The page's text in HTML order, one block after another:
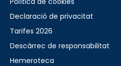
Declaració de privacitat
Tarifes 2026
Descàrrec de responsabilitat
Hemeroteca